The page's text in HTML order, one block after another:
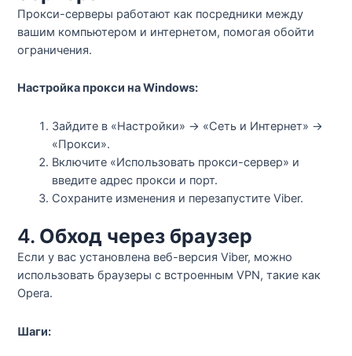
Прокси-серверы работают как посредники между
вашим компьютером и интернетом, помогая обойти
ограничения.
Настройка прокси на Windows:
Зайдите в «Настройки» → «Сеть и Интернет» →
«Прокси».
Включите «Использовать прокси-сервер» и
введите адрес прокси и порт.
Сохраните изменения и перезапустите Viber.
4. Обход через браузер
Если у вас установлена веб-версия Viber, можно
использовать браузеры с встроенным VPN, такие как
Opera.
Шаги: